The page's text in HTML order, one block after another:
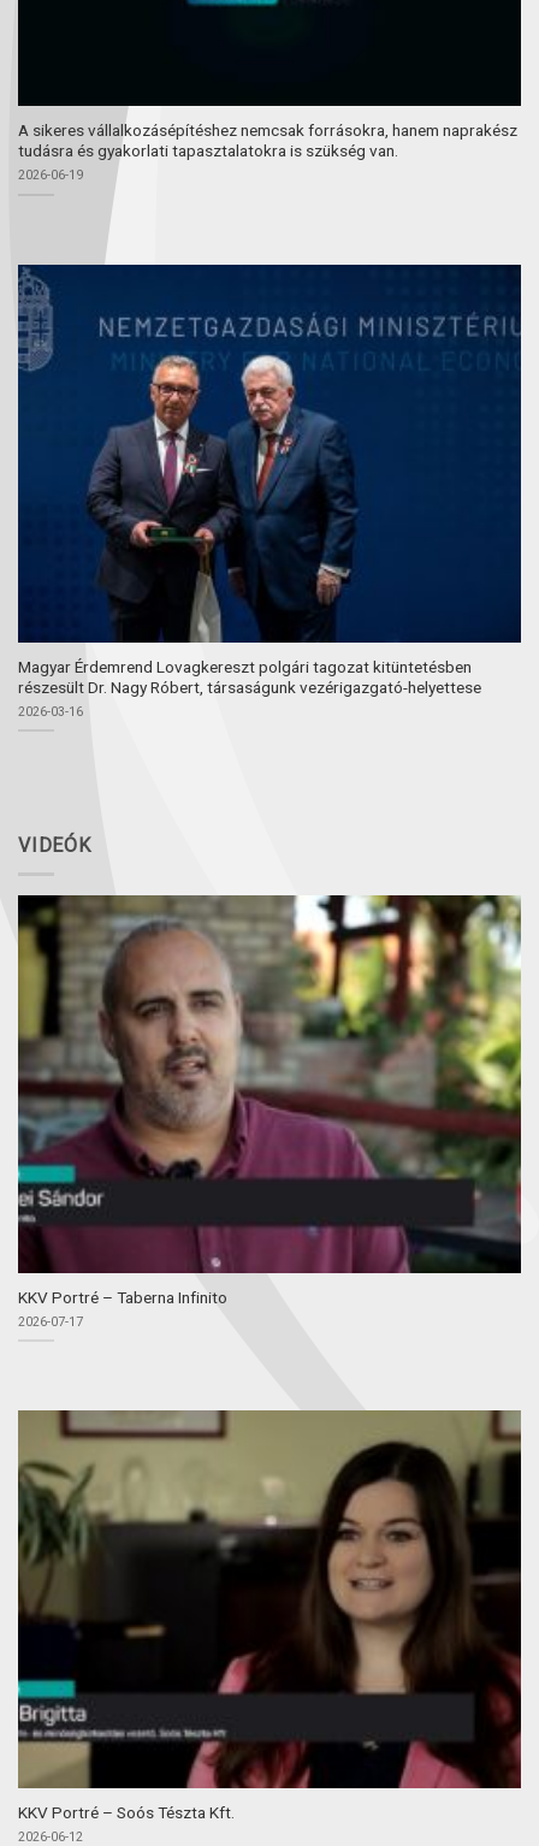
A sikeres vállalkozásépítéshez nemcsak forrásokra, hanem naprakész
tudásra és gyakorlati tapasztalatokra is szükség van.
2026-06-19
Magyar Érdemrend Lovagkereszt polgári tagozat kitüntetésben
részesült Dr. Nagy Róbert, társaságunk vezérigazgató-helyettese
2026-03-16
VIDEÓK
KKV Portré – Taberna Infinito
2026-07-17
KKV Portré – Soós Tészta Kft.
2026-06-12